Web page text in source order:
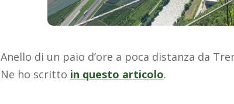
Anello di un paio d’ore a poca distanza da
Ne ho scritto in questo articolo.